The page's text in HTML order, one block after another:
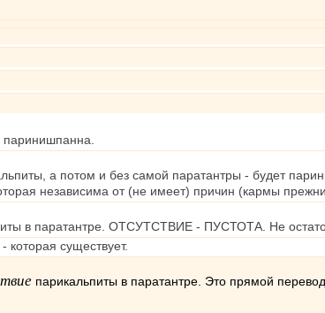
паринишпанна.
а потом и без самой паратантры - будет
независима от (не имеет) причин (кармы
в паратантре. ОТСУТСТВИЕ - ПУСТОТА. Не остаток,
которая существует.
парикальпиты в паратантре. Это прямой